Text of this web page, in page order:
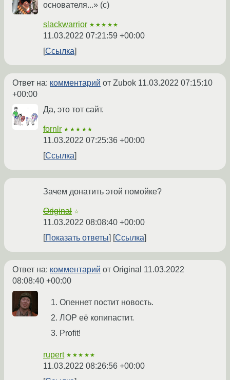
основателя...» (с)
slackwarrior ★★★★★
11.03.2022 07:21:59 +00:00
Ссылка
Ответ на: комментарий от Zubok 11.03.2022 07:15:10
+00:00
Да, это тот сайт.
fornlr ★★★★★
11.03.2022 07:25:36 +00:00
Ссылка
Зачем донатить этой помойке?
Original ☆
11.03.2022 08:08:40 +00:00
Показать ответы
Ссылка
Ответ на: комментарий от Original 11.03.2022
08:08:40 +00:00
Опеннет постит новость.
ЛОР её копипастит.
Profit!
rupert ★★★★★
11.03.2022 08:26:56 +00:00